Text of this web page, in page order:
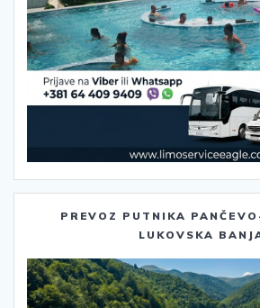
PREVOZ PUTNIKA
LUKOVSKA